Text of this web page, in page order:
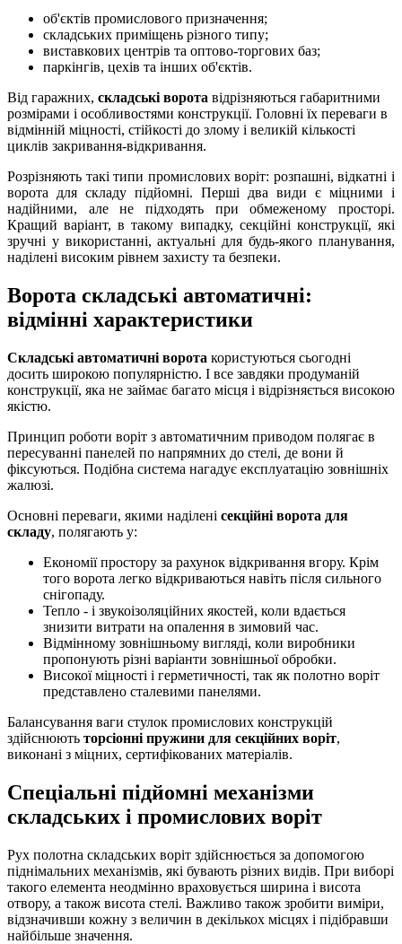
об'єктів промислового призначення;
складських приміщень різного типу;
виставкових центрів та оптово-торгових баз;
паркінгів, цехів та інших об'єктів.
Від гаражних, складські ворота відрізняються габаритними
розмірами і особливостями конструкції. Головні їх переваги в
відмінній міцності, стійкості до злому і великій кількості
циклів закривання-відкривання.
Розрізняють такі типи промислових воріт: розпашні, відкатні і
ворота для складу підйомні. Перші два види є міцними і
надійними, але не підходять при обмеженому просторі.
Кращий варіант, в такому випадку, секційні конструкції, які
зручні у використанні, актуальні для будь-якого планування,
наділені високим рівнем захисту та безпеки.
Ворота складські автоматичні:
відмінні характеристики
Складські автоматичні ворота користуються сьогодні
досить широкою популярністю. І все завдяки продуманій
конструкції, яка не займає багато місця і відрізняється високою
якістю.
Принцип роботи воріт з автоматичним приводом полягає в
пересуванні панелей по напрямних до стелі, де вони й
фіксуються. Подібна система нагадує експлуатацію зовнішніх
жалюзі.
Основні переваги, якими наділені секційні ворота для
складу, полягають у:
Економії простору за рахунок відкривання вгору. Крім
того ворота легко відкриваються навіть після сильного
снігопаду.
Тепло - і звукоізоляційних якостей, коли вдається
знизити витрати на опалення в зимовий час.
Відмінному зовнішньому вигляді, коли виробники
пропонують різні варіанти зовнішньої обробки.
Високої міцності і герметичності, так як полотно воріт
представлено сталевими панелями.
Балансування ваги стулок промислових конструкцій
здійснюють торсіонні пружини для секційних воріт,
виконані з міцних, сертифікованих матеріалів.
Спеціальні підйомні механізми
складських і промислових воріт
Рух полотна складських воріт здійснюється за допомогою
піднімальних механізмів, які бувають різних видів. При виборі
такого елемента неодмінно враховується ширина і висота
отвору, а також висота стелі. Важливо також зробити виміри,
відзначивши кожну з величин в декількох місцях і підібравши
найбільше значення.